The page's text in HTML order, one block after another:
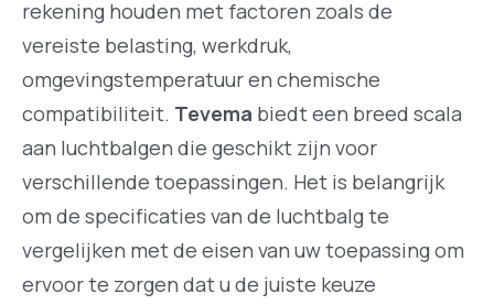
rekening houden met factoren zoals de
vereiste belasting, werkdruk,
omgevingstemperatuur en chemische
compatibiliteit. Tevema biedt een breed scala
aan luchtbalgen die geschikt zijn voor
verschillende toepassingen. Het is belangrijk
om de specificaties van de luchtbalg te
vergelijken met de eisen van uw toepassing om
ervoor te zorgen dat u de juiste keuze